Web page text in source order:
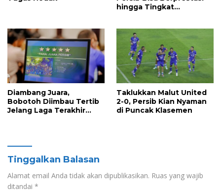
hingga Tingkat
Diambang Juara,
Bobotoh Diimbau Tertib
Jelang Laga Terakhir
Taklukkan Malut United
2-0, Persib Kian Nyaman
di Puncak Klasemen
Tinggalkan Balasan
Alamat email Anda tidak akan dipublikasikan. Ruas yang wajib
ditandai *